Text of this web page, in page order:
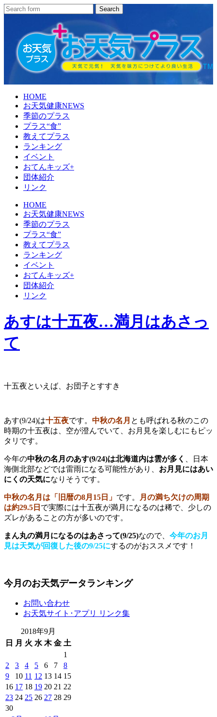
HOME
お天気健康NEWS
季節のプラス
プラス“食”
教えてプラス
ランキング
イベント
おてんキッズ+
団体紹介
リンク
HOME
お天気健康NEWS
季節のプラス
プラス“食”
教えてプラス
ランキング
イベント
おてんキッズ+
団体紹介
リンク
あすは十五夜…満月はあさっ
て
十五夜といえば、お団子とすすき
あす(9/24)は十五夜です。 中秋の名月 とも呼ばれる秋のこの
時期の十五夜は、空が澄んでいて、お月見を楽しむにもピッ
タリです。
今年の中秋の名月のあす(9/24)は北海道内は雲が多く
、日本
海側北部などでは雷雨になる可能性があり、 お月見にはあい
にくの天気になりそうです。
中秋の名月は「旧暦の8月15日」 です。
月の満ち欠けの周期
は約29.5日 で実際には十五夜が満月になるのは稀で、少しの
ズレがあることの方が多いのです。
まん丸の満月になるのはあさって(9/25)なので、 今年のお月
見は天気が回復した後の9/25にするのがおススメです！
今月のお天気データランキング
お問い合わせ
お天気サイト･アプリ リンク集
2018年9月
日
月 火 水 木 金 土
1
2
3 4 5 6 7
8
9
10 11 12 13 14 15
16 17 18 19 20 21 22
23 24 25 26 27 28 29
30